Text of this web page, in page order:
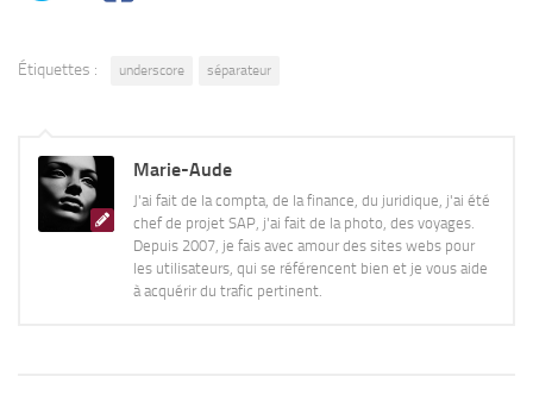
Étiquettes : underscore séparateur
Marie-Aude
J'ai fait de la compta, de la finance, du juridique, j'ai été
chef de projet SAP, j'ai fait de la photo, des voyages.
Depuis 2007, je fais avec amour des sites webs pour
les utilisateurs, qui se référencent bien et je vous aide
à acquérir du trafic pertinent.